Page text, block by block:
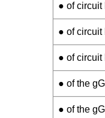
● of circuit
● of circuit
● of circuit
● of the
● of the